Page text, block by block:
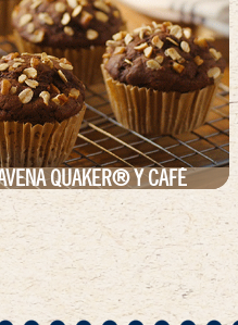
QUAKER® Y CAFÉ